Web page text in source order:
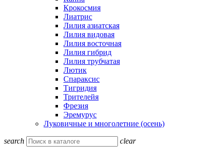
Крокосмия
Лиатрис
Лилия азиатская
Лилия видовая
Лилия восточная
Лилия гибрид
Лилия трубчатая
Лютик
Спараксис
Тигридия
Трителейя
Фрезия
Эремурус
Луковичные и многолетние (осень)
search clear